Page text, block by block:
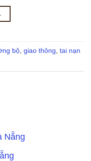
bộ giao thông tai nạn
Nẵng